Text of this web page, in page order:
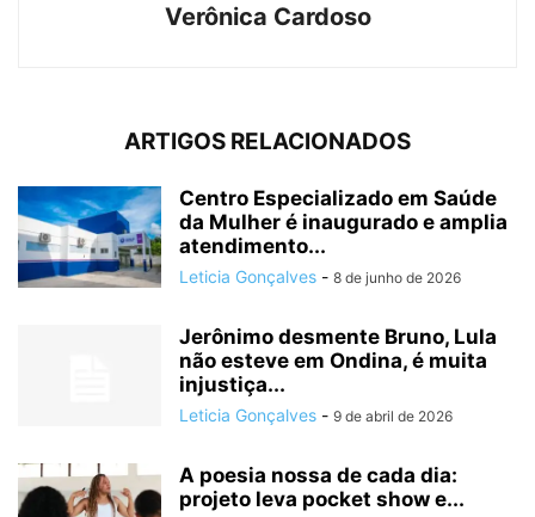
Verônica Cardoso
ARTIGOS RELACIONADOS
Centro Especializado em Saúde
da Mulher é inaugurado e amplia
atendimento...
Leticia Gonçalves - 8 de junho de 2026
Jerônimo desmente Bruno, Lula
não esteve em Ondina, é muita
injustiça...
Leticia Gonçalves - 9 de abril de 2026
A poesia nossa de cada dia:
projeto leva pocket show e...